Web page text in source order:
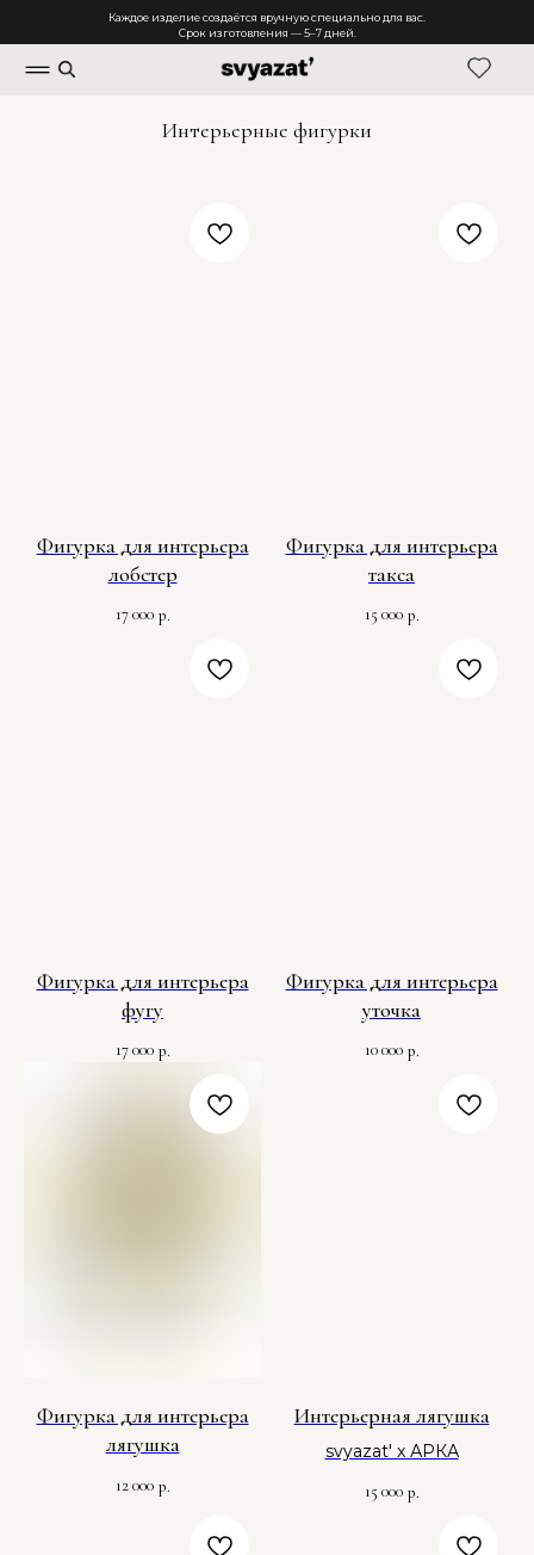
Каждое изделие создаётся вручную специально для вас.
Срок изготовления — 5–7 дней.
Интерьерные фигурки
Фигурка для интерьера
лобстер
17 000 р.
Фигурка для интерьера
такса
15 000 р.
Фигурка для интерьера
фугу
17 000 р.
Фигурка для интерьера
уточка
10 000 р.
Фигурка для интерьера
лягушка
12 000 р.
Интерьерная лягушка
svyazat' x АРКА
15 000 р.